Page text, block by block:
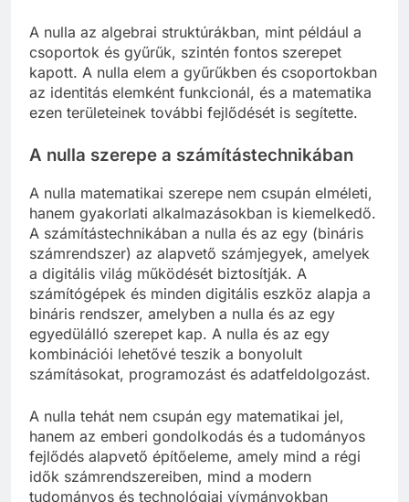
A nulla az algebrai struktúrákban, mint például a
csoportok és gyűrűk, szintén fontos szerepet
kapott. A nulla elem a gyűrűkben és csoportokban
az identitás elemként funkcionál, és a matematika
ezen területeinek további fejlődését is segítette.
A nulla szerepe a számítástechnikában
A nulla matematikai szerepe nem csupán elméleti,
hanem gyakorlati alkalmazásokban is kiemelkedő.
A számítástechnikában a nulla és az egy (bináris
számrendszer) az alapvető számjegyek, amelyek
a digitális világ működését biztosítják. A
számítógépek és minden digitális eszköz alapja a
bináris rendszer, amelyben a nulla és az egy
egyedülálló szerepet kap. A nulla és az egy
kombinációi lehetővé teszik a bonyolult
számításokat, programozást és adatfeldolgozást.
A nulla tehát nem csupán egy matematikai jel,
hanem az emberi gondolkodás és a tudományos
fejlődés alapvető építőeleme, amely mind a régi
idők számrendszereiben, mind a modern
tudományos és technológiai vívmányokban